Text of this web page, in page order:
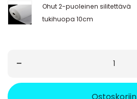
Ohut 2-puoleinen silitettävä
tukihuopa 10cm
–